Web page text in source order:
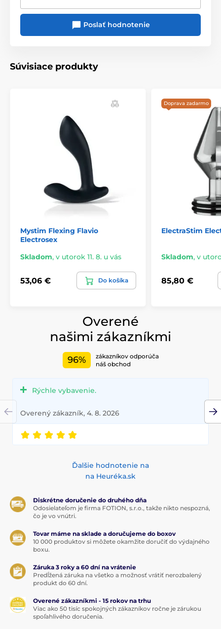
Poslať hodnotenie
Súvisiace produkty
Mystim Flexing Flavio
Electrosex
Skladom, v utorok 11. 8. u vás
53,06 € Do košíka
Doprava zadarmo
ElectraStim
Skladom, v
85,80 €
Overené
našimi zákazníkmi
96%
zákazníkov odporúča
náš obchod
Rýchle vybavenie.
Overený zákazník, 4. 8. 2026
Ďalšie hodnotenie na
na Heuréka.sk
Diskrétne doručenie do druhého dňa
Odosielateľom je firma FOTION, s.r.o., takže nikto nespozná,
čo je vo vnútri.
Tovar máme na sklade a doručujeme do boxov
10 000 produktov si môžete okamžite doručiť do výdajného
boxu.
Záruka 3 roky a 60 dní na vrátenie
Predĺžená záruka na všetko a možnosť vrátiť nerozbalený
produkt do 60 dní.
Overené zákazníkmi - 15 rokov na trhu
Viac ako 50 tisíc spokojných zákazníkov ročne je zárukou
spoľahlivého doručenia.